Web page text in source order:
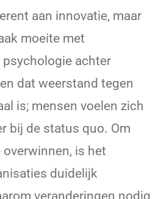
aan innovatie, maar
moeite met
psychologie achter
dat weerstand tegen
is; mensen voelen zich
bij de status quo. Om
is het
duidelijk
veranderingen nodig